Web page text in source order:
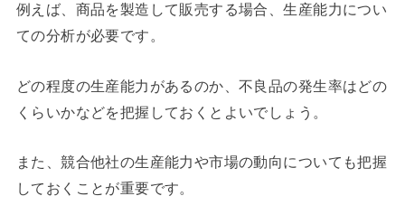
例えば、商品を製造して販売する場合、生産能力につい
ての分析が必要です。
どの程度の生産能力があるのか、不良品の発生率はどの
くらいかなどを把握しておくとよいでしょう。
また、競合他社の生産能力や市場の動向についても把握
しておくことが重要です。